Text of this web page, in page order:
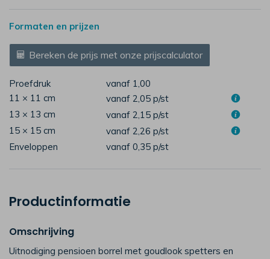
Formaten en prijzen
Bereken de prijs met onze prijscalculator
Proefdruk
vanaf 1,00
11 × 11 cm
vanaf 2,05 p/st
13 × 13 cm
vanaf 2,15 p/st
15 × 15 cm
vanaf 2,26 p/st
Enveloppen
vanaf 0,35 p/st
Productinformatie
Omschrijving
Uitnodiging pensioen borrel met goudlook spetters en